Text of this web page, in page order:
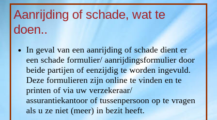
Aanrijding of schade, wat te
doen..
In geval van een aanrijding of schade dient er
een schade formulier/ aanrijdingsformulier door
beide partijen of eenzijdig te worden ingevuld.
Deze formulieren zijn online te vinden en te
printen of via uw verzekeraar/
assurantiekantoor of tussenpersoon op te vragen
als u ze niet (meer) in bezit heeft.